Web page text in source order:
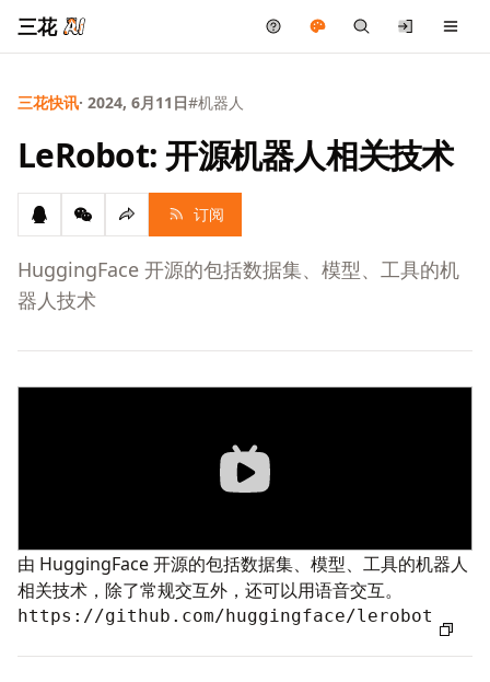
三花
三花快讯· 2024, 6月11日#机器人
LeRobot: 开源机器人相关技术
订阅
HuggingFace 开源的包括数据集、模型、工具的机
器人技术
由 HuggingFace 开源的包括数据集、模型、工具的机器人
相关技术，除了常规交互外，还可以用语音交互。
https://github.com/huggingface/lerobot